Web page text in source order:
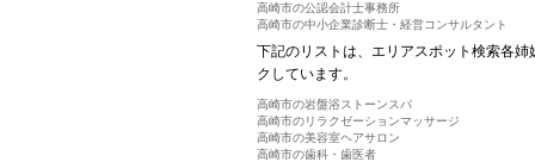
高崎市の公認会計士事務所
高崎市の中小企業診断士・経営コンサルタント
下記のリストは、エリアスポット検索各
クしています。
高崎市の岩盤浴ストーンスパ
高崎市のリラクゼーションマッサージ
高崎市の美容室ヘアサロン
高崎市の歯科・歯医者